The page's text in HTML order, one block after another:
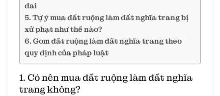
đai
5. Tự ý mua đất ruộng làm đất nghĩa trang bị
xử phạt như thế nào?
6. Gom đất ruộng làm đất nghĩa trang theo
quy định của pháp luật
1. Có nên mua đất ruộng làm đất nghĩa
trang không?